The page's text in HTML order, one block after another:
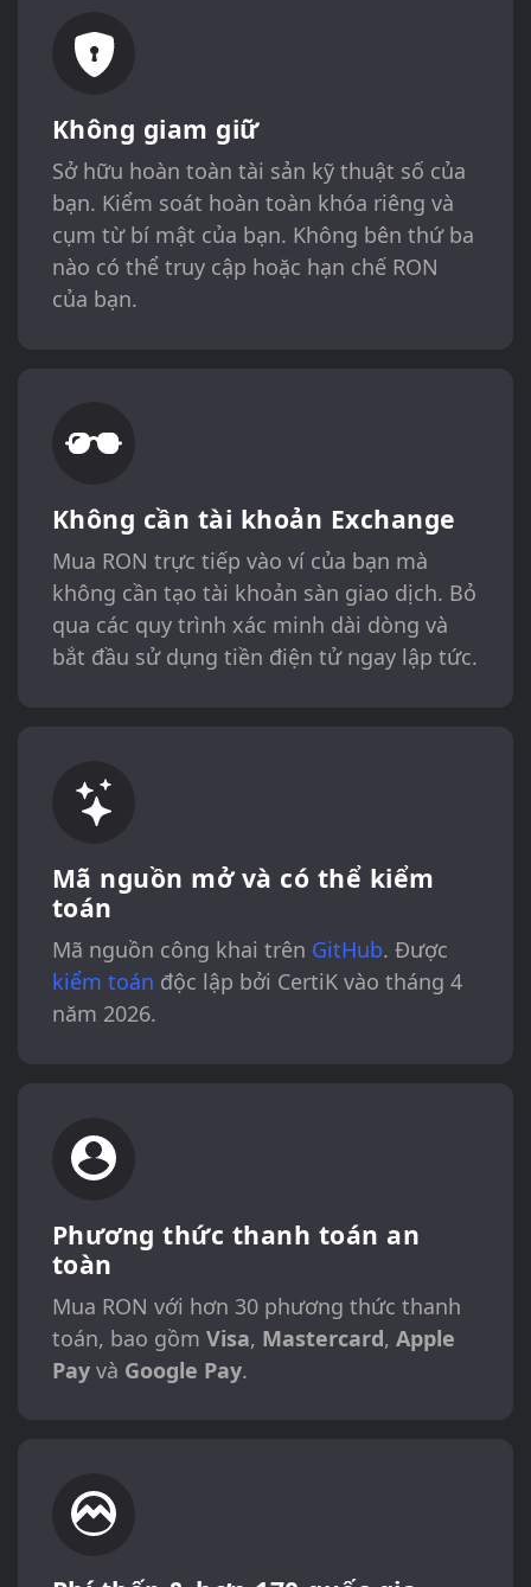
Không giam giữ
Sở hữu hoàn toàn tài sản kỹ thuật số của
bạn. Kiểm soát hoàn toàn khóa riêng và
cụm từ bí mật của bạn. Không bên thứ ba
nào có thể truy cập hoặc hạn chế RON
của bạn.
Không cần tài khoản Exchange
Mua RON trực tiếp vào ví của bạn mà
không cần tạo tài khoản sàn giao dịch. Bỏ
qua các quy trình xác minh dài dòng và
bắt đầu sử dụng tiền điện tử ngay lập tức.
Mã nguồn mở và có thể kiểm
toán
Mã nguồn công khai trên GitHub. Được
kiểm toán độc lập bởi CertiK vào tháng 4
năm 2026.
Phương thức thanh toán an
toàn
Mua RON với hơn 30 phương thức thanh
toán, bao gồm Visa, Mastercard, Apple
Payvà Google Pay.